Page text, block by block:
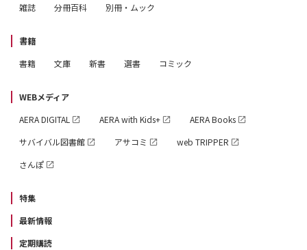
雑誌
分冊百科 別冊・ムック
書籍
書籍
文庫 新書 選書 コミック
WEBメディア
AERA DIGITAL
AERA with Kids+
AERA Books
サバイバル図書館
アサコミ
web TRIPPER
さんぽ
特集
最新情報
定期購読